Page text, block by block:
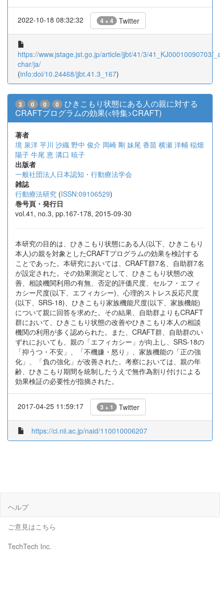
2022-10-18 08:32:32 4 + 4 Twitter
https://www.jstage.jst.go.jp/article/jjbt/41/3/41_KJ00010090703/
char/ja/
(info:doi/10.24468/jjbt.41.3_167)
3 0 0 0
ひきこもり状態にある人の親に対する
CRAFTプログラムの効果(<特集>CRAFT)
著者
境 泉洋 平川 沙織 野中 俊介 岡崎 剛 妹尾 香苗 横瀬 洋輔 稲畑
陽子 牛尾 恵 溝口 暁子
出版者
一般社団法人日本認知・行動療法学会
雑誌
行動療法研究 (ISSN:09106529)
巻号頁・発行日
vol.41, no.3, pp.167-178, 2015-09-30
本研究の目的は、ひきこもり状態にある人(以下、ひきこもり
本人)の親を対象としたCRAFTプログラムの効果を検討する
ことであった。本研究においては、CRAFT群7名、自助群7名
が設定された。その効果測定として、ひきこもり状態の改
善、相談機関利用の有無、否定的評価尺度、セルフ・エフィ
カシー尺度(以下、エフィカシー)、心理的ストレス反応尺度
(以下、SRS-18)、ひきこもり家族機能尺度(以下、家族機能)
について親に回答を求めた。その結果、自助群よりもCRAFT
群において、ひきこもり状態の改善やひきこもり本人の相談
機関の利用が多く認められた。また、CRAFT群、自助群のい
ずれにおいても、親の「エフィカシー」が向上し、SRS-18の
「抑うつ・不安」、「不機嫌・怒り」、家族機能の「正の強
化」、「負の強化」が改善された。考察においては、親の年
齢、ひきこもり期間を統制したうえで無作為割り付けによる
効果検証の必要性が指摘された。
2017-04-25 11:59:17 3 + 1 Twitter
https://ci.nii.ac.jp/naid/110010006207
ヘルプ
ご意見はこちら
TechTech Inc.